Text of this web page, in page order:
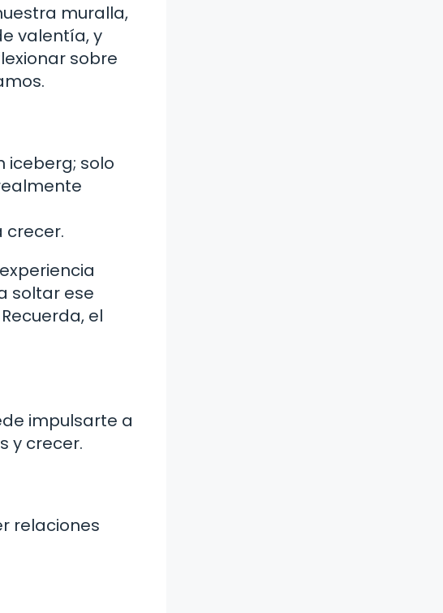
muralla,
valentía, y
sobre
iceberg; solo
crecer.
soltar ese
el
impulsarte a
y crecer.
relaciones